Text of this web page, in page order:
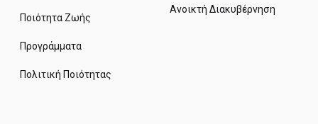
Ποιότητα Ζωής
Προγράμματα
Πολιτική Ποιότητας
Ανοικτή Διακυβέρνηση